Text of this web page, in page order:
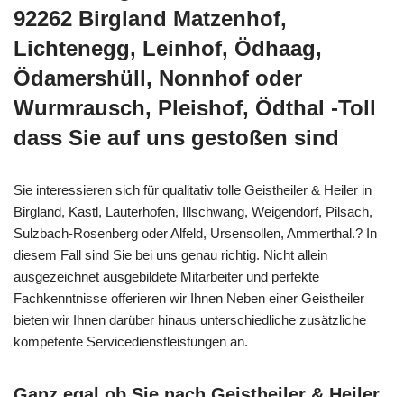
92262 Birgland Matzenhof,
Lichtenegg, Leinhof, Ödhaag,
Ödamershüll, Nonnhof oder
Wurmrausch, Pleishof, Ödthal -Toll
dass Sie auf uns gestoßen sind
Sie interessieren sich für qualitativ tolle Geistheiler & Heiler in
Birgland, Kastl, Lauterhofen, Illschwang, Weigendorf, Pilsach,
Sulzbach-Rosenberg oder Alfeld, Ursensollen, Ammerthal.? In
diesem Fall sind Sie bei uns genau richtig. Nicht allein
ausgezeichnet ausgebildete Mitarbeiter und perfekte
Fachkenntnisse offerieren wir Ihnen Neben einer Geistheiler
bieten wir Ihnen darüber hinaus unterschiedliche zusätzliche
kompetente Servicedienstleistungen an.